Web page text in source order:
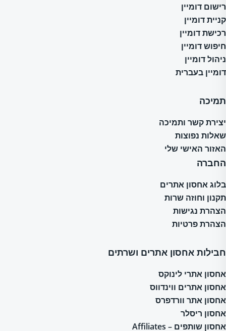
רישום דומיין
קניית דומיין
רכישת דומיין
חיפוש דומיין
ניהול דומיין
דומיין בעברית
תמיכה
יצירת קשר ותמיכה
שאלות נפוצות
האזור האישי שלי
החברה
בלוג אחסון אתרים
תקנון וחוזה שרות
הצהרת נגישות
הצהרת פרטיות
חבילות אחסון אתרים ושרתים
אחסון אתרי לינוקס
אחסון אתרים ווינדווס
אחסון אתר וורדפרס
אחסון ריסלר
אחסון שותפים – Affiliates